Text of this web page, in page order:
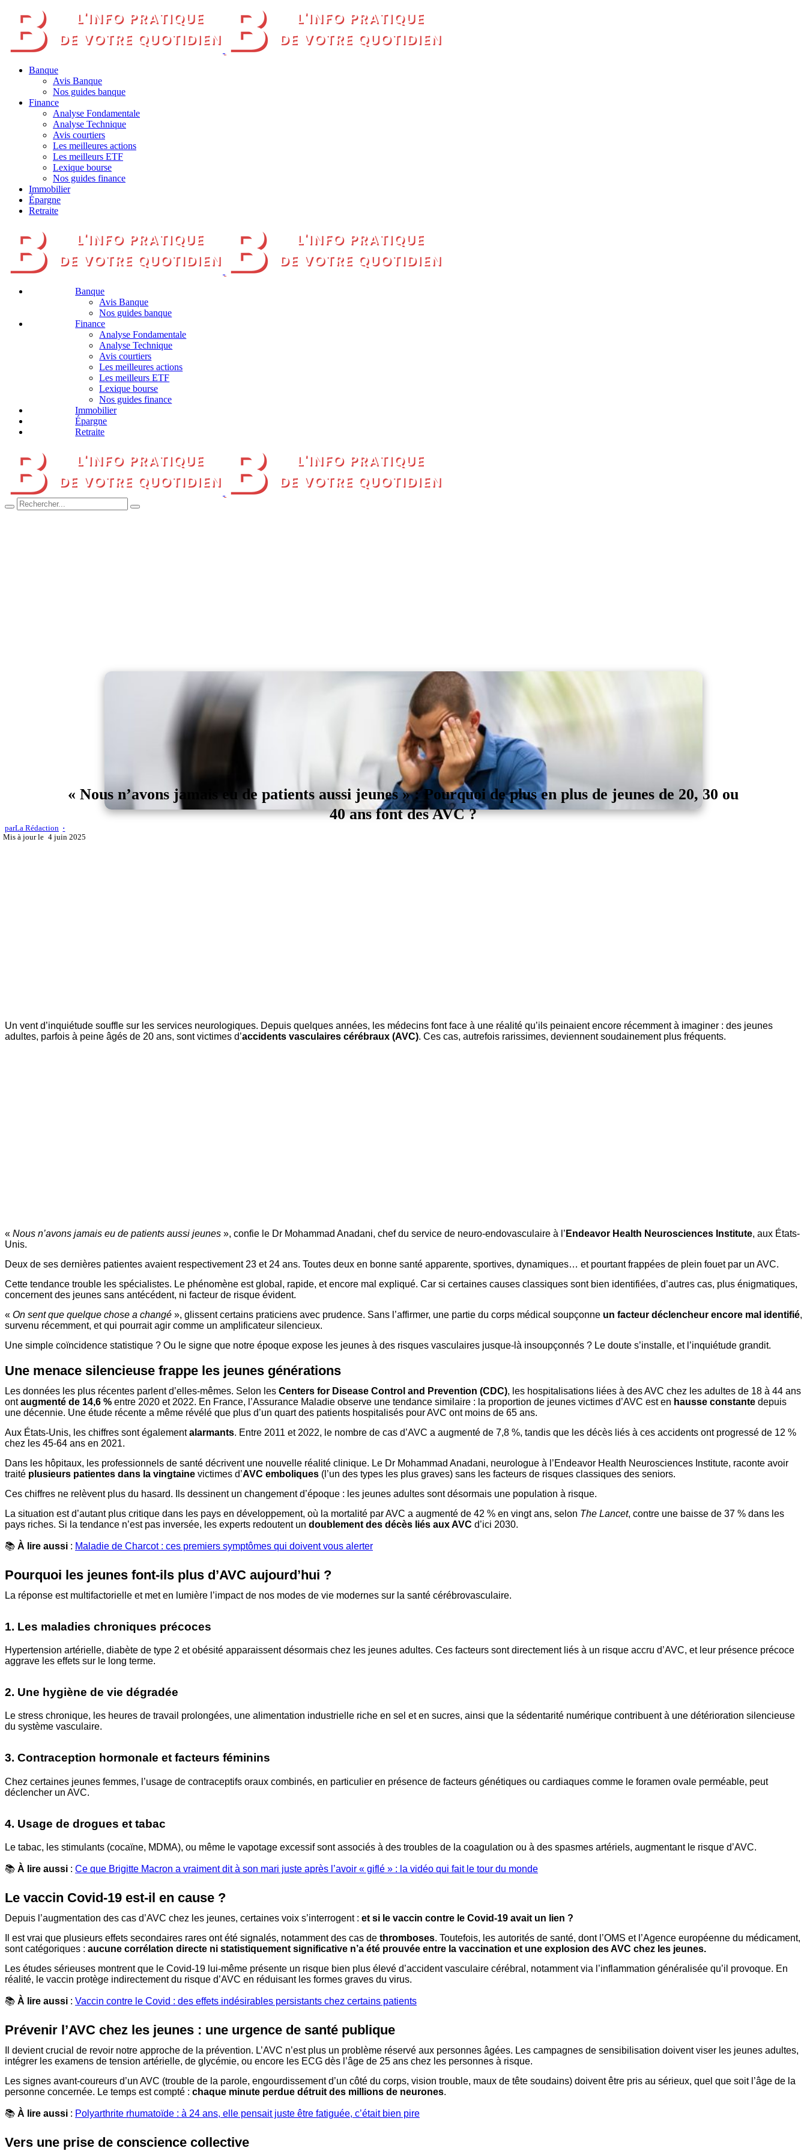
Banque
Avis Banque
Nos guides banque
Finance
Analyse Fondamentale
Analyse Technique
Avis courtiers
Les meilleures actions
Les meilleurs ETF
Lexique bourse
Nos guides finance
Immobilier
Épargne
Retraite
Banque
Avis Banque
Nos guides banque
Finance
Analyse Fondamentale
Analyse Technique
Avis courtiers
Les meilleures actions
Les meilleurs ETF
Lexique bourse
Nos guides finance
Immobilier
Épargne
Retraite
« Nous n’avons jamais eu de patients aussi jeunes » : Pourquoi de plus en plus de jeunes de 20, 30 ou
40 ans font des AVC ?
parLa Rédaction
4 juin 2025
Un vent d’inquiétude souffle sur les services neurologiques. Depuis quelques années, les médecins font face à une réalité qu’ils peinaient encore récemment à imaginer : des jeunes
adultes, parfois à peine âgés de 20 ans, sont victimes d’accidents vasculaires cérébraux (AVC). Ces cas, autrefois rarissimes, deviennent soudainement plus fréquents.
« Nous n’avons jamais eu de patients aussi jeunes », confie le Dr Mohammad Anadani, chef du service de neuro-endovasculaire à l’ Endeavor Health Neurosciences Institute, aux États-
Unis.
Deux de ses dernières patientes avaient respectivement 23 et 24 ans. Toutes deux en bonne santé apparente, sportives, dynamiques… et pourtant frappées de plein fouet par un AVC.
Cette tendance trouble les spécialistes. Le phénomène est global, rapide, et encore mal expliqué. Car si certaines causes classiques sont bien identifiées, d’autres cas, plus énigmatiques,
concernent des jeunes sans antécédent, ni facteur de risque évident.
« On sent que quelque chose a changé », glissent certains praticiens avec prudence. Sans l’affirmer, une partie du corps médical soupçonne un facteur déclencheur encore mal identifié,
survenu récemment, et qui pourrait agir comme un amplificateur silencieux.
Une simple coïncidence statistique ? Ou le signe que notre époque expose les jeunes à des risques vasculaires jusque-là insoupçonnés ? Le doute s’installe, et l’inquiétude grandit.
Une menace silencieuse frappe les jeunes générations
Les données les plus récentes parlent d’elles-mêmes. Selon les Centers for Disease Control and Prevention (CDC), les hospitalisations liées à des AVC chez les adultes de 18 à 44 ans
ontaugmenté de 14,6 % entre 2020 et 2022. En France, l’Assurance Maladie observe une tendance similaire : la proportion de jeunes victimes d’AVC est en hausse constante depuis
une décennie. Une étude récente a même révélé que plus d’un quart des patients hospitalisés pour AVC ont moins de 65 ans.
Aux États-Unis, les chiffres sont égalementalarmants. Entre 2011 et 2022, le nombre de cas d’AVC a augmenté de 7,8 %, tandis que les décès liés à ces accidents ont progressé de 12 %
chez les 45-64 ans en 2021.
Dans les hôpitaux, les professionnels de santé décrivent une nouvelle réalité clinique. Le Dr Mohammad Anadani, neurologue à l’Endeavor Health Neurosciences Institute, raconte avoir
traité plusieurs patientes dans la vingtaine victimes d’AVC emboliques (l’un des types les plus graves) sans les facteurs de risques classiques des seniors.
Ces chiffres ne relèvent plus du hasard. Ils dessinent un changement d’époque : les jeunes adultes sont désormais une population à risque.
La situation est d’autant plus critique dans les pays en développement, où la mortalité par AVC a augmenté de 42 % en vingt ans, selon The Lancet, contre une baisse de 37 % dans les
pays riches. Si la tendance n’est pas inversée, les experts redoutent un doublement des décès liés aux AVC d’ici 2030.
📚 À lire aussi : Maladie de Charcot : ces premiers symptômes qui doivent vous alerter
Pourquoi les jeunes font-ils plus d’AVC aujourd’hui ?
La réponse est multifactorielle et met en lumière l’impact de nos modes de vie modernes sur la santé cérébrovasculaire.
1. Les maladies chroniques précoces
Hypertension artérielle, diabète de type 2 et obésité apparaissent désormais chez les jeunes adultes. Ces facteurs sont directement liés à un risque accru d’AVC, et leur présence précoce
aggrave les effets sur le long terme.
2. Une hygiène de vie dégradée
Le stress chronique, les heures de travail prolongées, une alimentation industrielle riche en sel et en sucres, ainsi que la sédentarité numérique contribuent à une détérioration silencieuse
du système vasculaire.
3. Contraception hormonale et facteurs féminins
Chez certaines jeunes femmes, l’usage de contraceptifs oraux combinés, en particulier en présence de facteurs génétiques ou cardiaques comme le foramen ovale perméable, peut
déclencher un AVC.
4. Usage de drogues et tabac
Le tabac, les stimulants (cocaïne, MDMA), ou même le vapotage excessif sont associés à des troubles de la coagulation ou à des spasmes artériels, augmentant le risque d’AVC.
📚 À lire aussi : Ce que Brigitte Macron a vraiment dit à son mari juste après l’avoir « giflé » : la vidéo qui fait le tour du monde
Le vaccin Covid-19 est-il en cause ?
Depuis l’augmentation des cas d’AVC chez les jeunes, certaines voix s’interrogent : et si le vaccin contre le Covid-19 avait un lien ?
Il est vrai que plusieurs effets secondaires rares ont été signalés, notamment des cas de thromboses. Toutefois, les autorités de santé, dont l’OMS et l’Agence européenne du médicament,
sont catégoriques : aucune corrélation directe ni statistiquement significative n’a été prouvée entre la vaccination et une explosion des AVC chez les jeunes.
Les études sérieuses montrent que le Covid-19 lui-même présente un risque bien plus élevé d’accident vasculaire cérébral, notamment via l’inflammation généralisée qu’il provoque. En
réalité, le vaccin protège indirectement du risque d’AVC en réduisant les formes graves du virus.
📚 À lire aussi : Vaccin contre le Covid : des effets indésirables persistants chez certains patients
Prévenir l’AVC chez les jeunes : une urgence de santé publique
Il devient crucial de revoir notre approche de la prévention. L’AVC n’est plus un problème réservé aux personnes âgées. Les campagnes de sensibilisation doivent viser les jeunes adultes,
intégrer les examens de tension artérielle, de glycémie, ou encore les ECG dès l’âge de 25 ans chez les personnes à risque.
Les signes avant-coureurs d’un AVC (trouble de la parole, engourdissement d’un côté du corps, vision trouble, maux de tête soudains) doivent être pris au sérieux, quel que soit l’âge de la
personne concernée. Le temps est compté : chaque minute perdue détruit des millions de neurones.
📚 À lire aussi : Polyarthrite rhumatoïde : à 24 ans, elle pensait juste être fatiguée, c’était bien pire
Vers une prise de conscience collective